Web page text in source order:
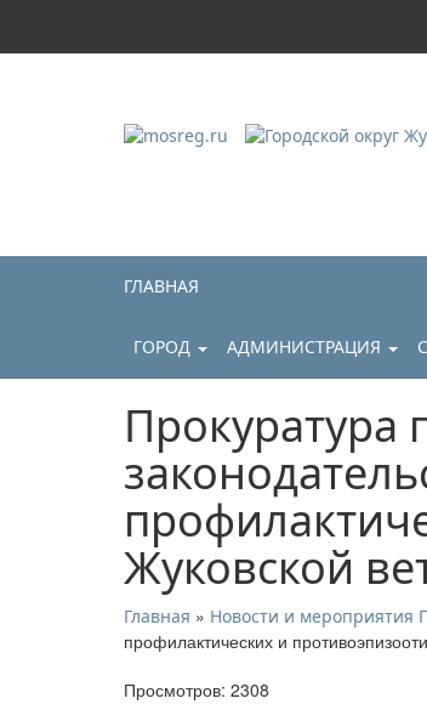
ГЛАВНАЯ
ГОРОД АДМИНИСТРАЦИЯ
Прокуратура
Жуковской
Главная » Новости и мероприятия
профилактических и
Просмотров: 2308